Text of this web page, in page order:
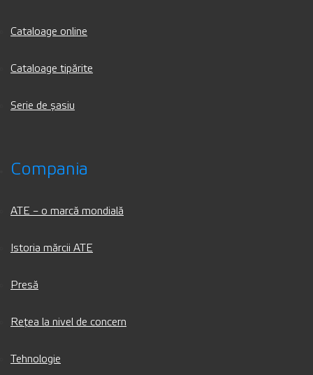
Cataloage online
Cataloage tipărite
Serie de șasiu
Compania
ATE – o marcă mondială
Istoria mărcii ATE
Presă
Rețea la nivel de concern
Tehnologie